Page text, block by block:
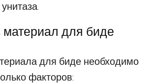
материал для биде
для биде необходимо
факторов: